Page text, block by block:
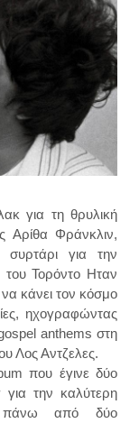
για τη θρυλική
Αρίθα Φράνκλιν,
για την
του Τορόντο Ηταν
κάνει τον κόσμο
ηχογραφώντας
anthems στη
Λος Αντζελες.
που έγινε δύο
για την καλύτερη
πάνω από δύο